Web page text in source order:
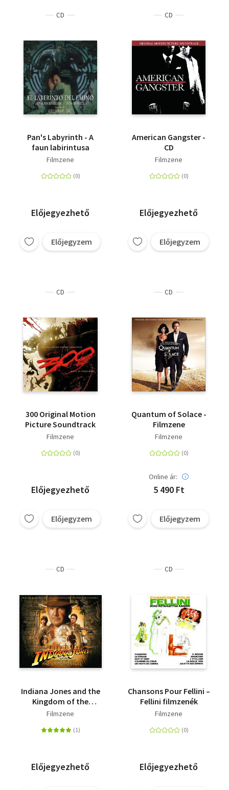
CD
Pan's Labyrinth - A
faun labirintusa
Filmzene
Előjegyezhető
Előjegyzem
CD
American Gangster -
CD
Filmzene
Előjegyezhető
Előjegyzem
CD
300 Original Motion
Picture Soundtrack
Filmzene
Előjegyezhető
Előjegyzem
CD
Quantum of Solace -
Filmzene
Filmzene
Online ár:
5 490 Ft
Előjegyzem
CD
Indiana Jones and the
Kingdom of the
Crystal Skull
Filmzene
Előjegyezhető
CD
Chansons Pour Fellini –
Fellini filmzenék
Filmzene
Előjegyezhető